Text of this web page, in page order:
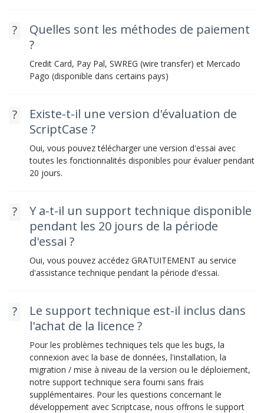
Quelles sont les méthodes de paiement
?
Credit Card, Pay Pal, SWREG (wire transfer) et Mercado
Pago (disponible dans certains pays)
Existe-t-il une version d'évaluation de
ScriptCase ?
Oui, vous pouvez télécharger une version d'essai avec
toutes les fonctionnalités disponibles pour évaluer pendant
20 jours.
Y a-t-il un support technique disponible
pendant les 20 jours de la période
d'essai ?
Oui, vous pouvez accédez GRATUITEMENT au service
d'assistance technique pendant la période d'essai.
Le support technique est-il inclus dans
l'achat de la licence ?
Pour les problèmes techniques tels que les bugs, la
connexion avec la base de données, l'installation, la
migration / mise à niveau de la version ou le déploiement,
notre support technique sera fourni sans frais
supplémentaires. Pour les questions concernant le
développement avec Scriptcase, nous offrons le support